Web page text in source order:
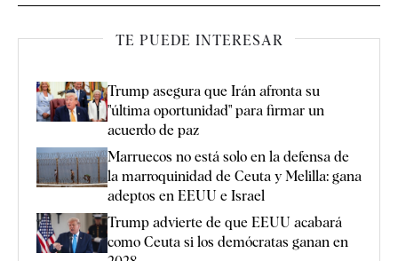
TE PUEDE INTERESAR
Trump asegura que Irán afronta su
"última oportunidad" para firmar un
acuerdo de paz
Marruecos no está solo en la defensa de
la marroquinidad de Ceuta y Melilla: gana
adeptos en EEUU e Israel
Trump advierte de que EEUU acabará
como Ceuta si los demócratas ganan en